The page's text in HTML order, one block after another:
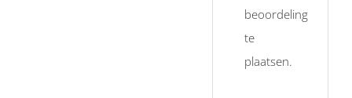
beoordeling
te
plaatsen.